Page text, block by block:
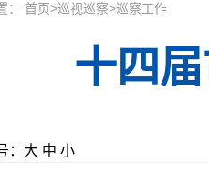
： 首页>巡视巡察>巡察工作
十四
： 大 中 小